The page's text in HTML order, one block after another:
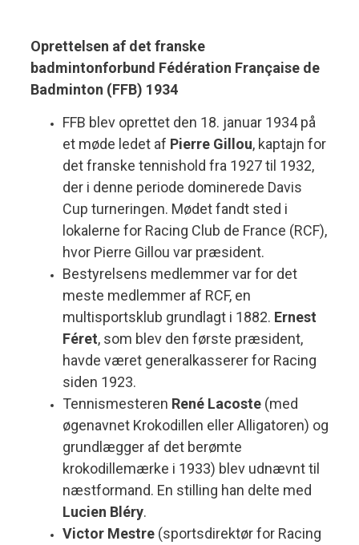
Oprettelsen af ​​det franske
badmintonforbund Fédération Française de
Badminton (FFB) 1934
FFB blev oprettet den 18. januar 1934 på
et møde ledet af Pierre Gillou, kaptajn for
det franske tennishold fra 1927 til 1932,
der i denne periode dominerede Davis
Cup turneringen. Mødet fandt sted i
lokalerne for Racing Club de France (RCF),
hvor Pierre Gillou var præsident.
Bestyrelsens medlemmer var for det
meste medlemmer af RCF, en
multisportsklub grundlagt i 1882. Ernest
Féret, som blev den første præsident,
havde været generalkasserer for Racing
siden 1923.
Tennismesteren René Lacoste (med
øgenavnet Krokodillen eller Alligatoren) og
grundlægger af det berømte
krokodillemærke i 1933) blev udnævnt til
næstformand. En stilling han delte med
Lucien Bléry.
Victor Mestre (sportsdirektør for Racing